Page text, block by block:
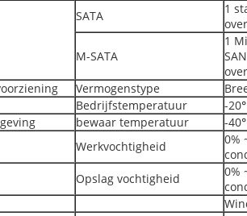
SATA
1
M-SATA
1
Vermogenstype
Bedrijfstemperatuur
-
bewaar temperatuur
-
Werkvochtigheid
0%
Opslag vochtigheid
0%